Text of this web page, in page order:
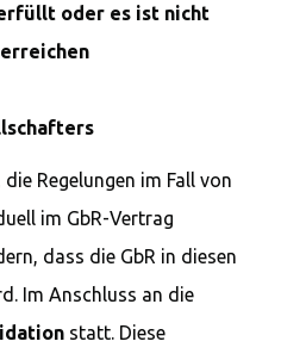
oder es ist nicht
Regelungen im Fall von
im GbR-Vertrag
dass die GbR in diesen
Im Anschluss an die
statt. Diese